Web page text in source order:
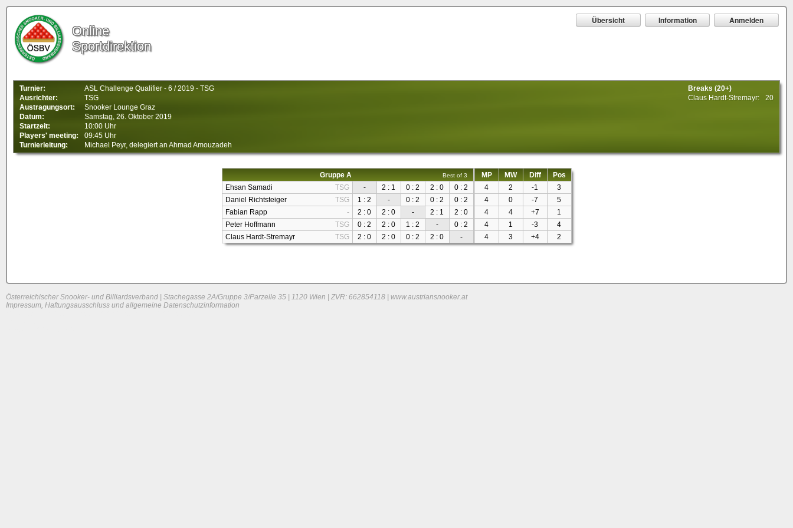
Online
Sportdirektion
Übersicht Information Anmelden
Turnier:
ASL Challenge Qualifier - 6 / 2019 - TSG
Ausrichter:
TSG
Austragungsort:
Snooker Lounge Graz
Datum:
Samstag, 26. Oktober 2019
Startzeit:
10:00 Uhr
Players' meeting:
09:45 Uhr
Turnierleitung:
Michael Peyr, delegiert an Ahmad Amouzadeh
Breaks (20+)
Claus Hardt-Stremayr:
20
Gruppe A Best of 3 MP MW Diff
Pos
Ehsan Samadi
TSG - 2 : 1 0 : 2 2 : 0 0 : 2 4 2 -1
3
Daniel Richtsteiger
TSG 1 : 2 - 0 : 2 0 : 2 0 : 2 4 0 -7
5
Fabian Rapp
- 2 : 0 2 : 0 - 2 : 1 2 : 0 4 4 +7
1
Peter Hoffmann
TSG 0 : 2 2 : 0 1 : 2 - 0 : 2 4 1 -3
4
Claus Hardt-Stremayr
TSG 2 : 0 2 : 0 0 : 2 2 : 0 - 4 3 +4 2
Österreichischer Snooker- und Billiardsverband | Stachegasse 2A/Gruppe 3/Parzelle 35 | 1120 Wien | ZVR: 662854118 | www.austriansnooker.at
Impressum, Haftungsausschluss und allgemeine Datenschutzinformation